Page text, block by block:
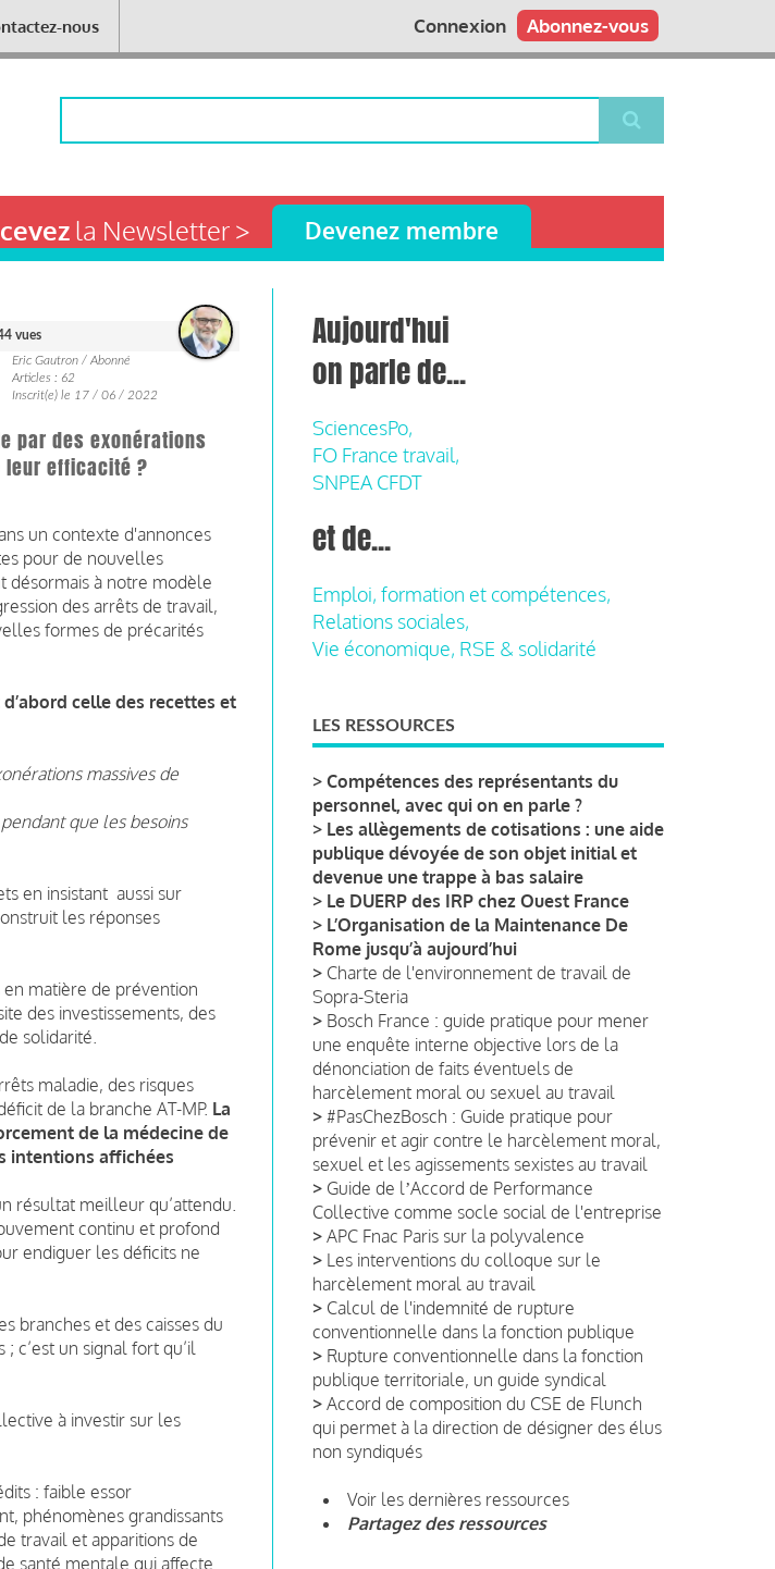
nous Abonnez-vous
Connexion
la Newsletter > Devenez membre
44 vues
Eric Gautron / Abonné
Articles : 62
Inscrit(e) le 17 / 06 / 2022
par des exonérations
leur efficacité ?
un contexte d'annonces
pour de nouvelles
désormais à notre modèle
des arrêts de travail,
formes de précarités
celle des recettes et
massives de
que les besoins
en insistant aussi sur
les réponses
en matière de prévention
des investissements, des
solidarité.
maladie, des risques
de la branche AT-MP. La
de la médecine de
intentions affichées
résultat meilleur qu’attendu.
continu et profond
endiguer les déficits ne
branches et des caisses du
c’est un signal fort qu’il
à investir sur les
: faible essor
phénomènes grandissants
travail et apparitions de
santé mentale qui affecte
Aujourd'hui
on parle de...
SciencesPo,
FO France travail,
SNPEA CFDT
et de...
Emploi, formation et compétences,
Relations sociales,
Vie économique, RSE & solidarité
LES RESSOURCES
> Compétences des représentants du
personnel, avec qui on en parle ?
> Les allègements de cotisations : une aide
publique dévoyée de son objet initial et
devenue une trappe à bas salaire
> Le DUERP des IRP chez Ouest France
> L’Organisation de la Maintenance De
Rome jusqu’à aujourd’hui
> Charte de l'environnement de travail de
Sopra-Steria
> Bosch France : guide pratique pour mener
une enquête interne objective lors de la
dénonciation de faits éventuels de
harcèlement moral ou sexuel au travail
> #PasChezBosch : Guide pratique pour
prévenir et agir contre le harcèlement moral,
sexuel et les agissements sexistes au travail
> Guide de lʼAccord de Performance
Collective comme socle social de l'entreprise
> APC Fnac Paris sur la polyvalence
> Les interventions du colloque sur le
harcèlement moral au travail
> Calcul de l'indemnité de rupture
conventionnelle dans la fonction publique
> Rupture conventionnelle dans la fonction
publique territoriale, un guide syndical
> Accord de composition du CSE de Flunch
qui permet à la direction de désigner des élus
non syndiqués
Voir les dernières ressources
Partagez des ressources